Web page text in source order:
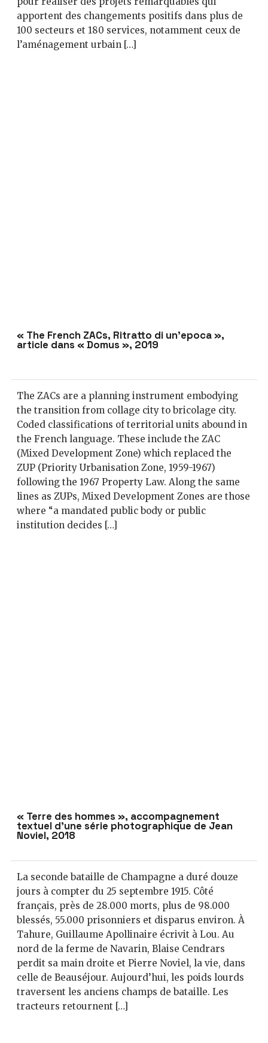
apportent des changements positifs dans plus de
100 secteurs et 180 services, notamment ceux de
l’aménagement urbain […]
« The French ZACs, Ritratto di un’epoca »,
article dans « Domus », 2019
The ZACs are a planning instrument embodying
the transition from collage city to bricolage city.
Coded classifications of territorial units abound in
the French language. These include the ZAC
(Mixed Development Zone) which replaced the
ZUP (Priority Urbanisation Zone, 1959-1967)
following the 1967 Property Law. Along the same
lines as ZUPs, Mixed Development Zones are those
where “a mandated public body or public
institution decides […]
« Terre des hommes », accompagnement
textuel d’une série photographique de Jean
Noviel, 2018
La seconde bataille de Champagne a duré douze
jours à compter du 25 septembre 1915. Côté
français, près de 28.000 morts, plus de 98.000
blessés, 55.000 prisonniers et disparus environ. À
Tahure, Guillaume Apollinaire écrivit à Lou. Au
nord de la ferme de Navarin, Blaise Cendrars
perdit sa main droite et Pierre Noviel, la vie, dans
celle de Beauséjour. Aujourd’hui, les poids lourds
traversent les anciens champs de bataille. Les
tracteurs retournent […]